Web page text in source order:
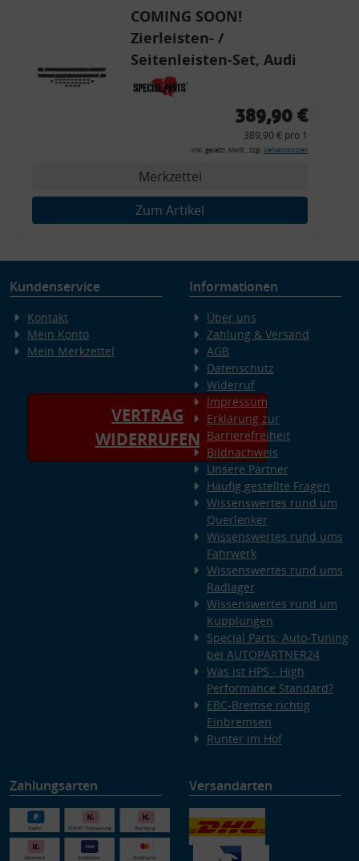
COMING SOON!
Zierleisten- /
Seitenleisten-Set, Audi
80 Cabrio, Coupe, S2, (6x
Zierleiste, 2x Kappe,
Montagewerkzeug)
389,90 €
389,90 € pro 1
inkl. gesetzl. MwSt., zzgl. Versandkosten
Merkzettel
Zum Artikel
Kundenservice
Kontakt
Mein Konto
Mein Merkzettel
VERTRAG
WIDERRUFEN
Informationen
Über uns
Zahlung & Versand
AGB
Datenschutz
Widerruf
Impressum
Erklärung zur
Barrierefreiheit
Bildnachweis
Unsere Partner
Häufig gestellte Fragen
Wissenswertes rund um
Querlenker
Wissenswertes rund ums
Fahrwerk
Wissenswertes rund ums
Radlager
Wissenswertes rund um
Kupplungen
Special Parts: Auto-Tuning
bei AUTOPARTNER24
Was ist HPS - High
Performance Standard?
EBC-Bremse richtig
Einbremsen
Runter im Hof
Zahlungsarten Versandarten